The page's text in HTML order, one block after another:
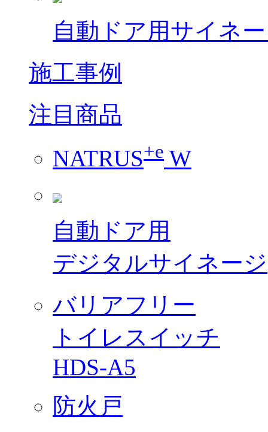
自動ドア用サイネ
施工事例
注目商品
NATRUS+e W
自動ドア用
デジタルサイネージ
バリアフリー
トイレスイッチ
HDS-A5
防火戸